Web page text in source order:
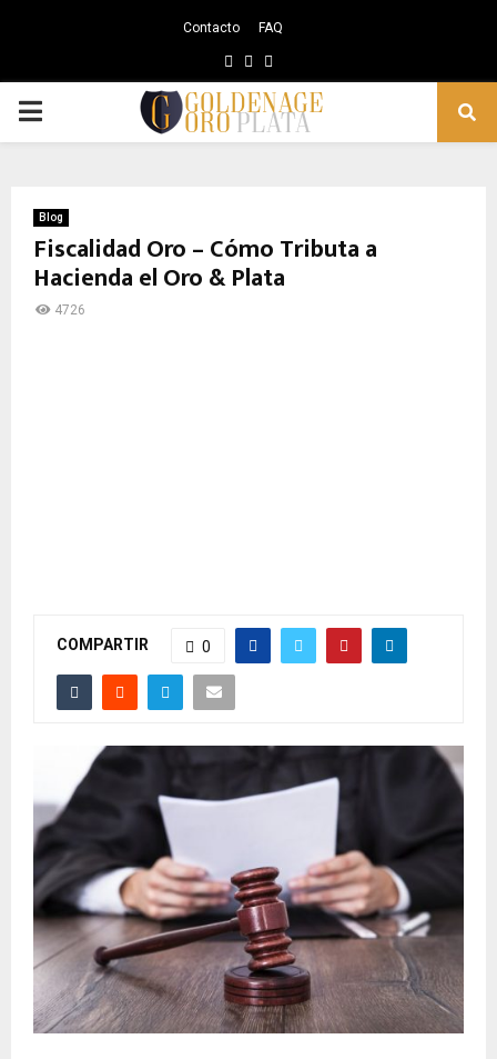
Contacto FAQ
Facebook
Instagram
PRIMARY
Blog
Fiscalidad Oro – Cómo Tributa a
Hacienda el Oro & Plata
4726
COMPARTIR 0